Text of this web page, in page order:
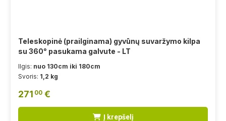
Teleskopinė (prailginama) gyvūnų suvaržymo kilpa
su 360° pasukama galvute - LT
Ilgis: nuo 130cm iki 180cm
Svoris: 1,2 kg
271 00 €
Į krepšelį